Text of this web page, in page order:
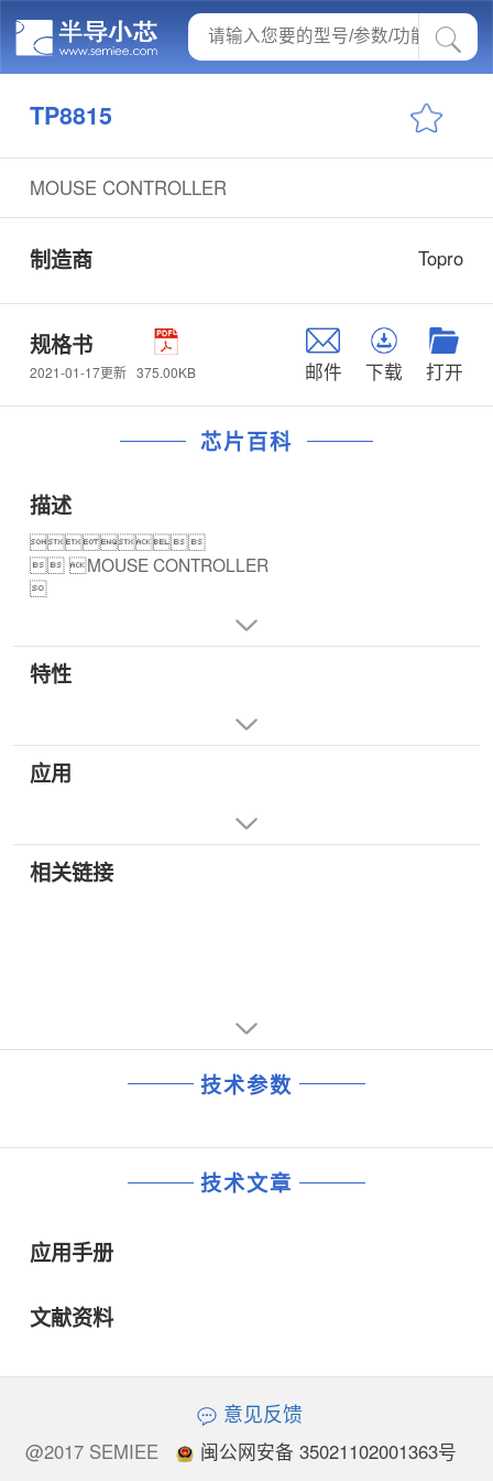
TP8815
MOUSE CONTROLLER
制造商 Topro
规格书
2021-01-17更新 375.00KB 邮件 下载 打开
芯片百科
描述

 MOUSE CONTROLLER

特性
应用
相关链接
技术参数
技术文章
应用手册
文献资料
意见反馈
@2017 SEMIEE
闽公网安备 35021102001363号